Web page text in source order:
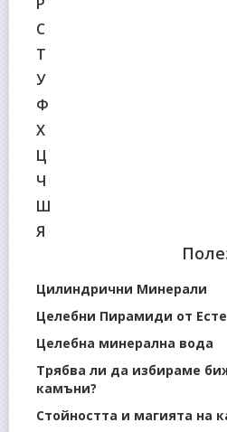
С
Т
У
Ф
Х
Ц
Ч
Ш
Я
Цилиндрични Минерали
Целебни Пирамиди от
Целебна минерална вода
Трябва ли да избираме
камъни?
Стойността и магията на